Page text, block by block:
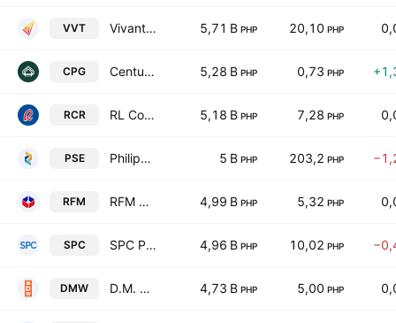
VVT Vivant Corporation 5,71 B PHP 20,10 PHP
CPG Century Properties Group Inc. 5,28 B PHP 0,73 PHP
RCR RL Commercial REIT, Inc. 5,18 B PHP 7,28 PHP
PSE Philippine Stock Exchange, Inc. 5 B PHP 203,2 PHP
RFM RFM Corporation 4,99 B PHP 5,32 PHP
SPC SPC Power Corporation 4,96 B PHP 10,02 PHP
DMW D.M. Wenceslao & Associates, Inc. 4,73 B PHP 5,00 PHP